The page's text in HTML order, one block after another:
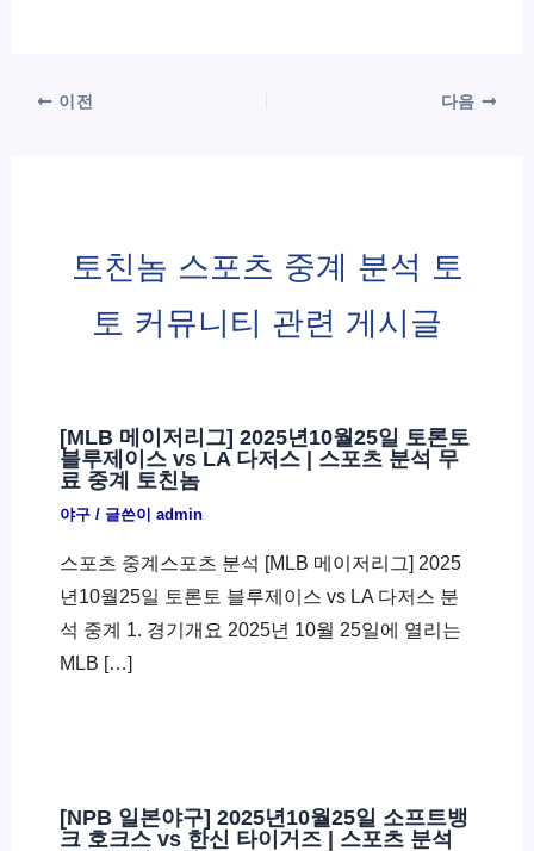
이전 다음
토친놈 스포츠 중계 분석 토
토 커뮤니티 관련 게시글
[MLB 메이저리그] 2025년10월25일 토론토
블루제이스 vs LA 다저스 | 스포츠 분석 무
료 중계 토친놈
야구/ 글쓴이 admin
스포츠 중계스포츠 분석 [MLB 메이저리그] 2025
년10월25일 토론토 블루제이스 vs LA 다저스 분
석 중계 1. 경기개요 2025년 10월 25일에 열리는
MLB […]
[NPB 일본야구] 2025년10월25일 소프트뱅
크 호크스 vs 한신 타이거즈 | 스포츠 분석